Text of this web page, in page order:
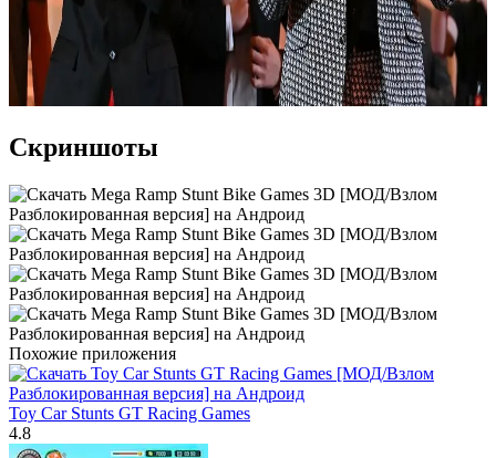
Скриншоты
Похожие приложения
Toy Car Stunts GT Racing Games
4.8